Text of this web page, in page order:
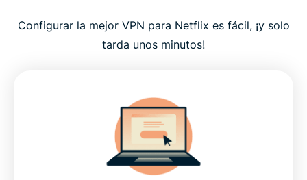
Configurar la mejor VPN para Netflix es fácil, ¡y solo
tarda unos minutos!